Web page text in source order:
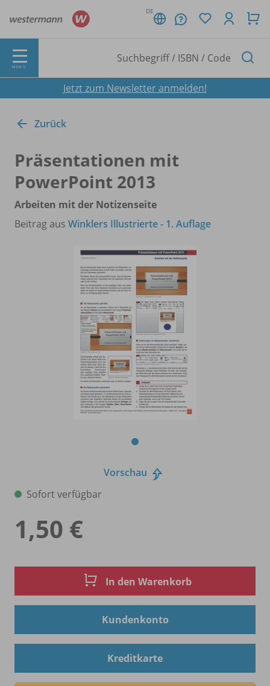
DE
MENÜ
Jetzt zum Newsletter anmelden!
Zurück
Präsentationen mit
PowerPoint 2013
Arbeiten mit der Notizenseite
Beitrag aus Winklers Illustrierte - 1. Auflage
Vorschau
Sofort verfügbar
1,50 €
In den Warenkorb
Kundenkonto
Kreditkarte